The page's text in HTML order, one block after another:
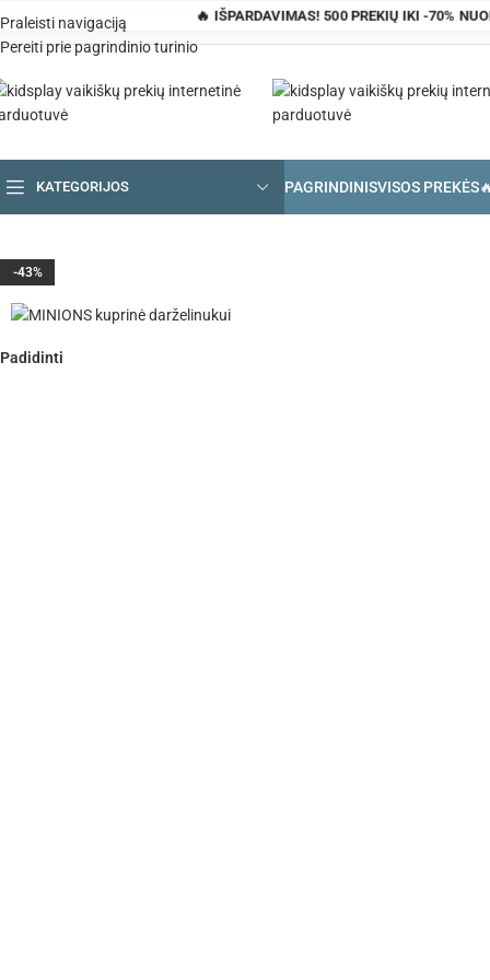
Praleisti navigaciją
Pereiti prie pagrindinio turinio
🔥 IŠPARDAVIMAS! 500 PREKIŲ IKI -70%
KATEGORIJOS PAGRINDINISVISOS PREKĖS
-43%
Padidinti